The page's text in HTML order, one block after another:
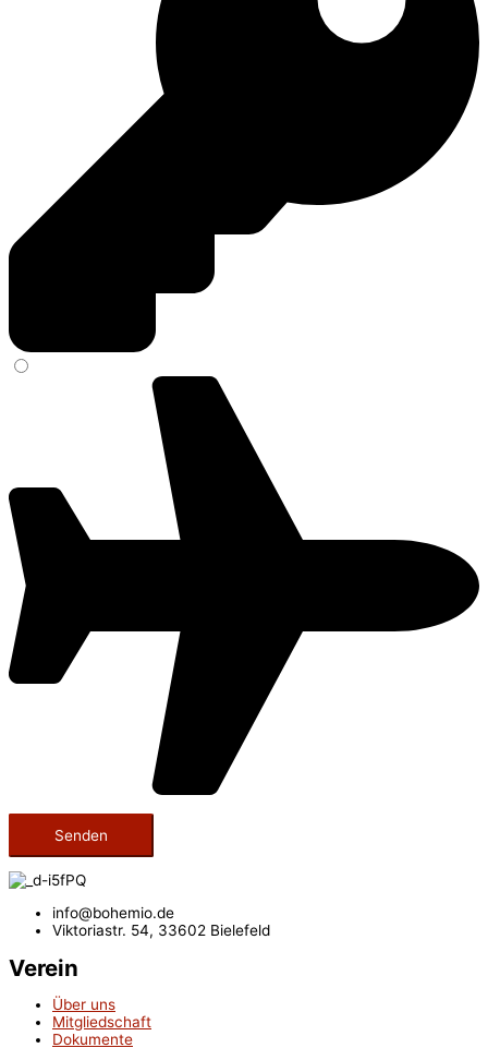
info@bohemio.de
Viktoriastr. 54, 33602 Bielefeld
Verein
Über uns
Mitgliedschaft
Dokumente